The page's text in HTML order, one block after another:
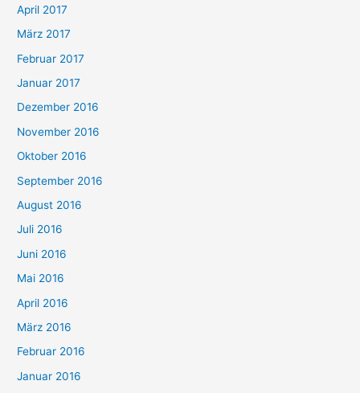
April 2017
März 2017
Februar 2017
Januar 2017
Dezember 2016
November 2016
Oktober 2016
September 2016
August 2016
Juli 2016
Juni 2016
Mai 2016
April 2016
März 2016
Februar 2016
Januar 2016